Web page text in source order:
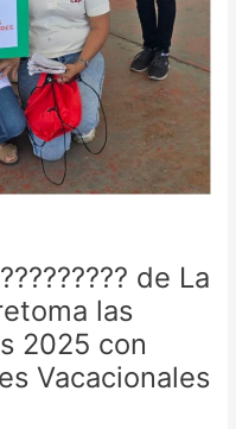
de La
las
2025 con
Vacacionales